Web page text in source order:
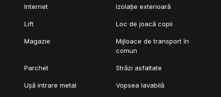
Internet Izolație exterioară
Lift Loc de joacă copii
Magazie
Mijloace de transport în
comun
Parchet Străzi asfaltate
Ușă intrare metal Vopsea lavabilă